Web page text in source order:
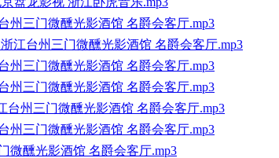
州三门微醺光影酒馆 名爵会客厅.mp3
江台州三门微醺光影酒馆 名爵会客厅.mp3
州三门微醺光影酒馆 名爵会客厅.mp3
州三门微醺光影酒馆 名爵会客厅.mp3
台州三门微醺光影酒馆 名爵会客厅.mp3
州三门微醺光影酒馆 名爵会客厅.mp3
微醺光影酒馆 名爵会客厅.mp3